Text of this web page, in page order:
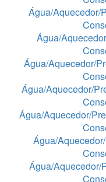
Água/Aquecedor/
Água/
Água/Aquecedor/
Água/Aquecedor/
Água/Aquecedor/
Água/
Água/Aquecedor/